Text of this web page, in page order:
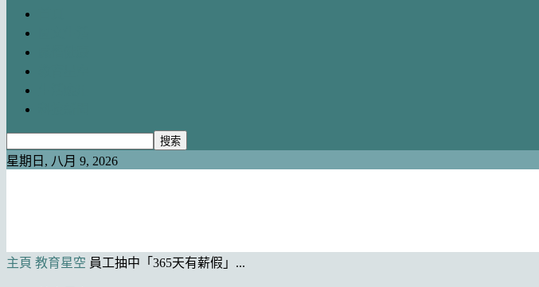
星期日, 八月 9, 2026
主頁 教育星空 員工抽中「365天有薪假」...